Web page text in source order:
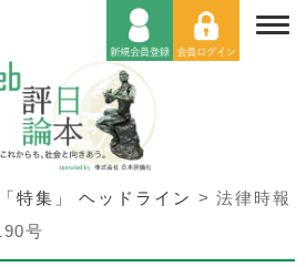
特集」 ヘッドライン >法律時報
号